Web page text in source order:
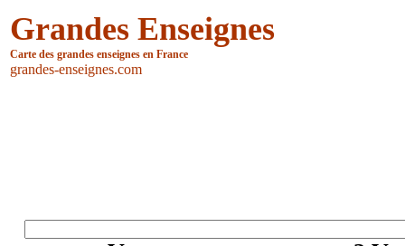
Grandes Enseignes
Carte des grandes enseignes en France
grandes-enseignes.com